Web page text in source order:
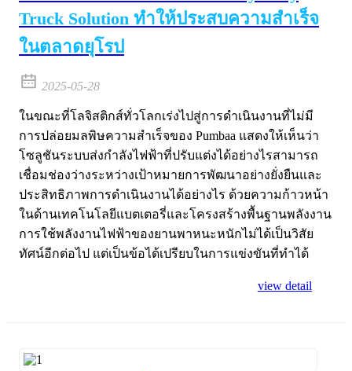
Truck Solution ทำให้ประสบความสำเร็จ
ในตลาดยุโรป
2025-05-28
ในขณะที่โลจิสติกส์ทั่วโลกเร่งไปสู่การดำเนินงานที่ไม่มี
การปล่อยมลพิษความสำเร็จของ Pumbaa แสดงให้เห็นว่า
โซลูชันระบบส่งกำลังไฟฟ้าที่ปรับแต่งได้อย่างไรสามารถ
เชื่อมช่องว่างระหว่างเป้าหมายการพัฒนาอย่างยั่งยืนและ
ประสิทธิภาพการดำเนินงานได้อย่างไร ด้วยความก้าวหน้า
ในด้านเทคโนโลยีแบตเตอรี่และโครงสร้างพื้นฐานพลังงาน
การใช้พลังงานไฟฟ้าของยานพาหนะหนักไม่ได้เป็นวิสัย
ทัศน์อีกต่อไป แต่เป็นข้อได้เปรียบในการแข่งขันที่ทำได้
view detail